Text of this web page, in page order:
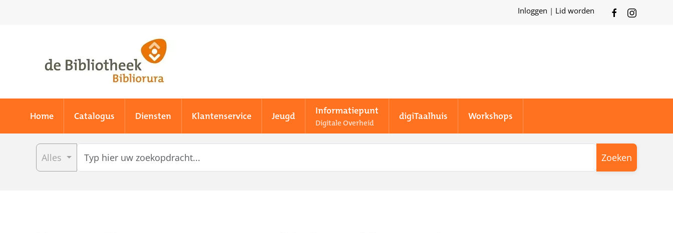
Inloggen | Lid worden
Home Catalogus Diensten Klantenservice Jeugd Informatiepunt
Digitale Overheid
digiTaalhuis Workshops
Alles Zoeken